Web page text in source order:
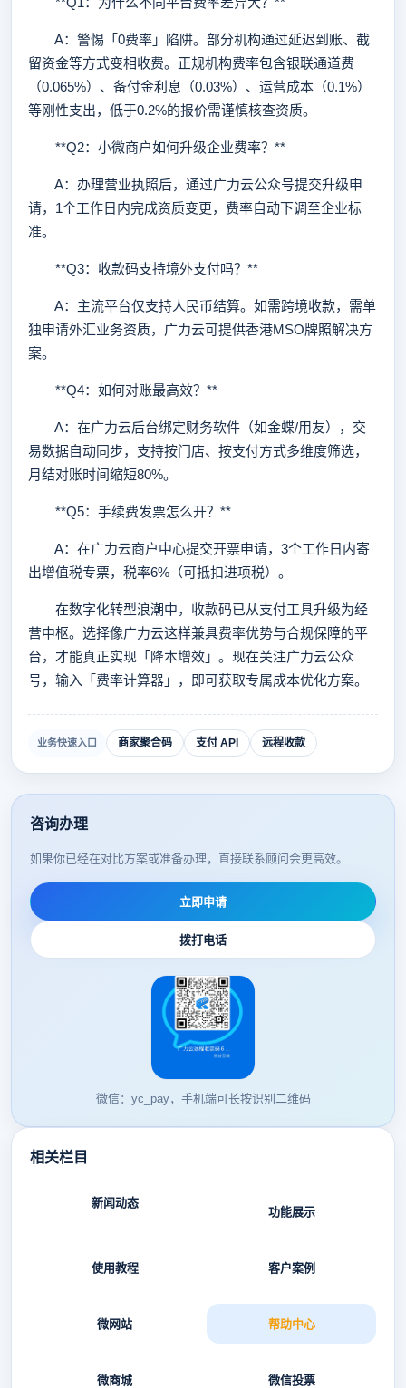
A：警惕「0费率」陷阱。部分机构通过延迟到账、截
留资金等方式变相收费。正规机构费率包含银联通道费
（0.065%）、备付金利息（0.03%）、运营成本（0.1%）
等刚性支出，低于0.2%的报价需谨慎核查资质。
**Q2：小微商户如何升级企业费率？**
A：办理营业执照后，通过广力云公众号提交升级申
请，1个工作日内完成资质变更，费率自动下调至企业标
准。
**Q3：收款码支持境外支付吗？**
A：主流平台仅支持人民币结算。如需跨境收款，需单
独申请外汇业务资质，广力云可提供香港MSO牌照解决方
案。
**Q4：如何对账最高效？**
A：在广力云后台绑定财务软件（如金蝶/用友），交
易数据自动同步，支持按门店、按支付方式多维度筛选，
月结对账时间缩短80%。
**Q5：手续费发票怎么开？**
A：在广力云商户中心提交开票申请，3个工作日内寄
出增值税专票，税率6%（可抵扣进项税）。
在数字化转型浪潮中，收款码已从支付工具升级为经
营中枢。选择像广力云这样兼具费率优势与合规保障的平
台，才能真正实现「降本增效」。现在关注广力云公众
号，输入「费率计算器」，即可获取专属成本优化方案。
业务快速入口 商家聚合码 支付 API 远程收款
咨询办理
如果你已经在对比方案或准备办理，直接联系顾问会更高效。
立即申请
拨打电话
微信：yc_pay，手机端可长按识别二维码
相关栏目
新闻动态
功能展示
使用教程 客户案例
微网站 帮助中心
微商城 微信投票